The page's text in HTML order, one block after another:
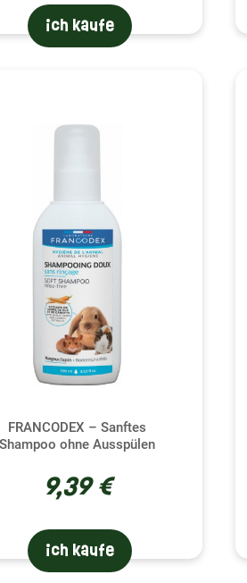
ich kaufe
FRANCODEX – Sanftes
Shampoo ohne Ausspülen
9,39 €
ich kaufe